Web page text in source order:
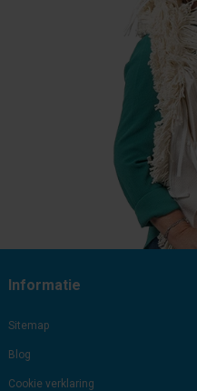
Informatie
Sitemap
Blog
Cookie verklaring